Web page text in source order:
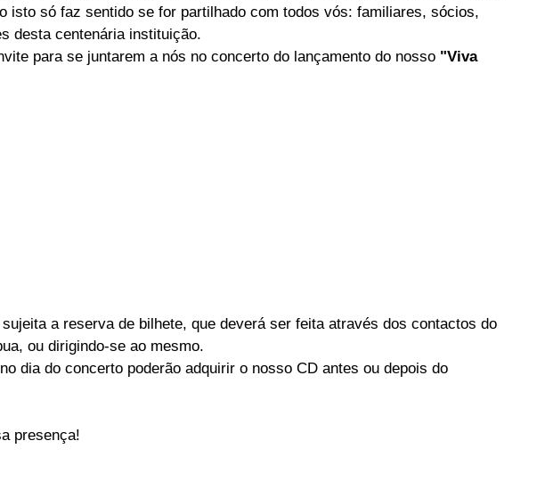
isto só faz sentido se for partilhado com todos vós: familiares, sócios,
desta centenária instituição.
para se juntarem a nós no concerto do lançamento do nosso "Viva
a reserva de bilhete, que deverá ser feita através dos contactos do
ou dirigindo-se ao mesmo.
dia do concerto poderão adquirir o nosso CD antes ou depois do
presença!